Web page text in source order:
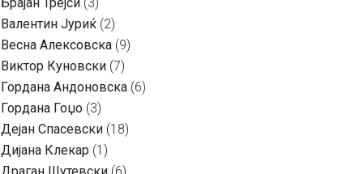
Валентин Јуриќ (2)
Весна Алексовска (9)
Виктор Куновски (7)
Гордана Андоновска (6)
Гордана Гоџо (3)
Дејан Спасевски (18)
Дијана Клекар (1)